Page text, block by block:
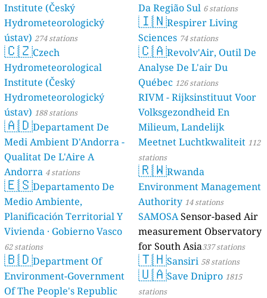
Institute (Český
Hydrometeorologický
ústav) 274 stations
🇨🇿Czech
Hydrometeorological
Institute (Český
Hydrometeorologický
ústav) 188 stations
🇦🇩Departament De
Medi Ambient D'Andorra -
Qualitat De L'Aire A
Andorra 4 stations
🇪🇸Departamento De
Medio Ambiente,
Planificación Territorial Y
Vivienda · Gobierno Vasco
62 stations
🇧🇩Department Of
Environment-Government
Of The People's Republic
Da Região Sul 6 stations
🇮🇳Respirer Living
Sciences 74 stations
🇨🇦Revolv'Air, Outil De
Analyse De L'air Du
Québec 126 stations
RIVM - Rijksinstituut Voor
Volksgezondheid En
Milieum, Landelijk
Meetnet Luchtkwaliteit 112
stations
🇷🇼Rwanda
Environment Management
Authority 14 stations
SAMOSASensor-based Air
measurement Observatory
for South Asia337 stations
🇹🇭Sansiri 58 stations
🇺🇦Save Dnipro 1815
stations